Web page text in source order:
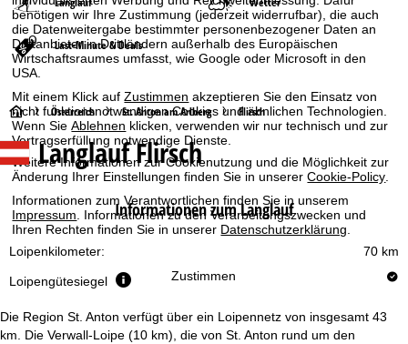
benötigen wir Ihre Zustimmung (jederzeit widerrufbar), die auch
die Datenweitergabe bestimmter personenbezogener Daten an
Drittanbieter in Drittländern außerhalb des Europäischen
Wirtschaftsraumes umfasst, wie Google oder Microsoft in den
USA.
Mit einem Klick aufZustimmen akzeptieren Sie den Einsatz von
nicht funktionsnotwendigen Cookies und ähnlichen Technologien.
Wenn SieAblehnen klicken, verwenden wir nur technisch und zur
Vertragserfüllung notwendige Dienste.
Weitere Informationen zur Cookienutzung und die Möglichkeit zur
Änderung Ihrer Einstellungen finden Sie in unsererCookie-Policy.
Informationen zum Verantwortlichen finden Sie in unserem
Impressum. Informationen zu den Verarbeitungszwecken und
Ihren Rechten finden Sie in unserer Datenschutzerklärung.
Zustimmen
Last-Minute & Deals
S
t
a
r
t
e
Österreich St. Anton am Arlberg Flirsch
Langlauf Flirsch
Informationen zum Langlauf
70 km
Loipenkilometer:
Loipengütesiegel
Die Region St. Anton verfügt über ein Loipennetz von insgesamt 43
km. Die Verwall-Loipe (10 km), die von St. Anton rund um den